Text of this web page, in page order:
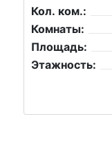
Кол. ком.:
Комнаты:
Площадь:
Этажность: